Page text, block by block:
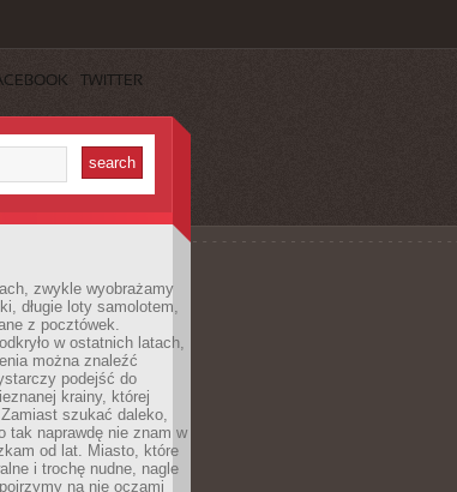
TWITTER
zwykle wyobrażamy
długie loty samolotem,
z pocztówek.
w ostatnich latach,
można znaleźć
podejść do
krainy, której
szukać daleko,
tak naprawdę nie znam w
od lat. Miasto, które
i trochę nudne, nagle
na nie oczami